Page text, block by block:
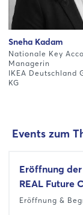
Sneha Kadam
Nationale Key
Managerin
IKEA Deutschland
KG
Events zum
Eröffnung
REAL Future
Eröffnung &